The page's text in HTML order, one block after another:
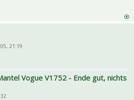
21:19
Vogue V1752 - Ende gut, nichts